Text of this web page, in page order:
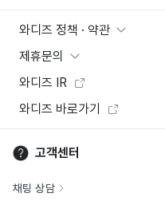
와디즈 정책 · 약관
제휴문의
와디즈 IR
와디즈 바로가기
고객센터
채팅 상담